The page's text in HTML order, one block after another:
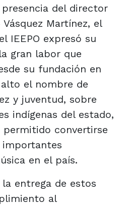
del director
Martínez, el
IEEPO expresó su
gran labor que
su fundación en
el nombre de
y juventud, sobre
indígenas del estado,
permitido convertirse
importantes
en el país.
entrega de estos
al